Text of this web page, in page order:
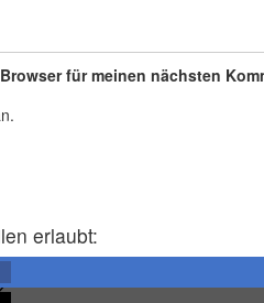
für meinen nächsten
erlaubt: